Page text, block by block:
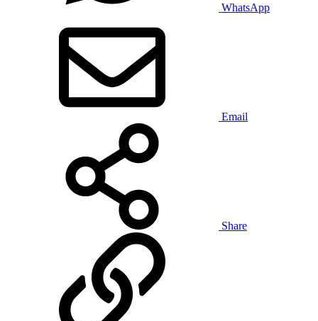
WhatsApp
Email
Share